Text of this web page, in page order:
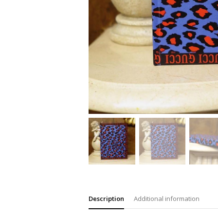
Description Additional information